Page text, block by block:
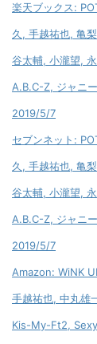
楽天ブックス:
久, 手越祐也, 亀
谷太輔, 小瀧望,
A.B.C-Z, ジャニ
2019/5/7
セブンネット:
久, 手越祐也, 亀
谷太輔, 小瀧望,
A.B.C-Z, ジャニ
2019/5/7
Amazon: WiNK
手越祐也, 中丸雄
Kis-My-Ft2,